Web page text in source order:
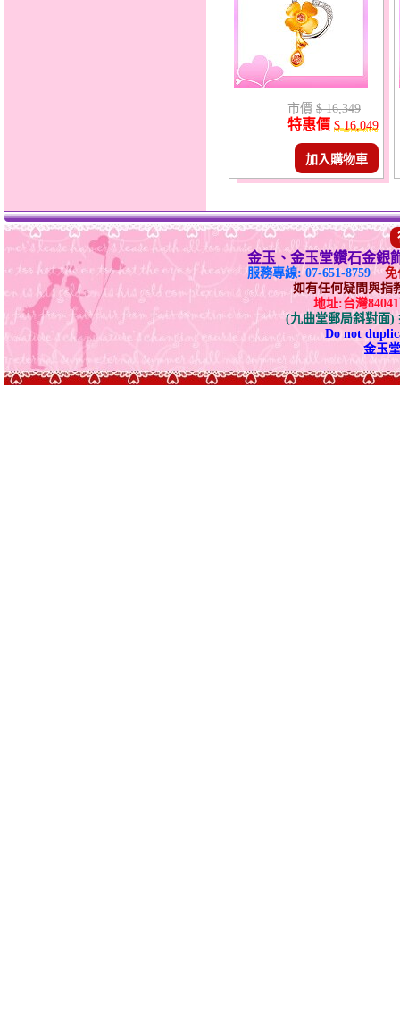
市價 $ 16,349
特惠價 $ 16,049
加入購物車
金玉、金玉堂鑽石金銀
服務專線: 07-651-8759
免
如有任何疑問與指
地址:台灣
(九曲堂郵局斜對面)
Do not
金玉